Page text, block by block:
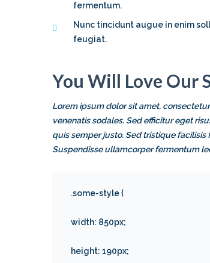
fermentum.
Nunc tincidunt augue in enim
feugiat.
You Will Love Our
Lorem ipsum dolor sit amet,
venenatis sodales. Sed efficitur eget
quis semper justo. Sed tristique
Suspendisse ullamcorper fermentum
.some-style {
width: 850px;
height: 190px;